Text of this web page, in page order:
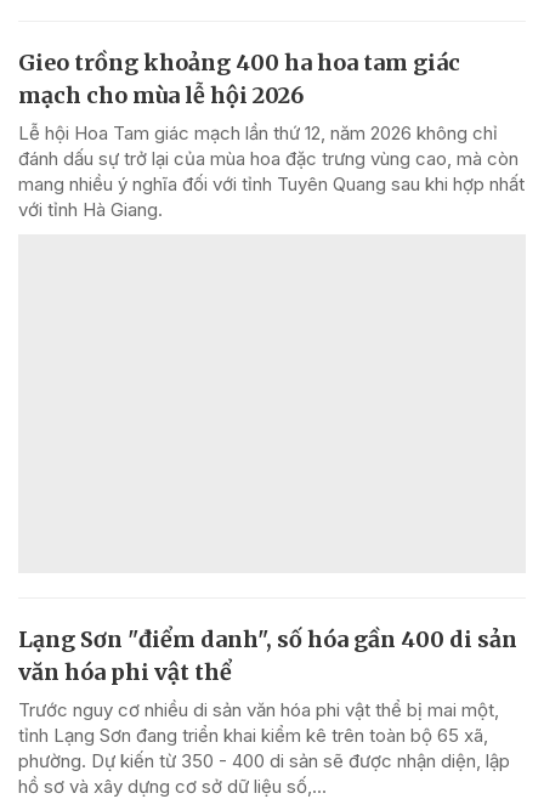
Gieo trồng khoảng 400 ha hoa tam giác
mạch cho mùa lễ hội 2026
Lễ hội Hoa Tam giác mạch lần thứ 12, năm 2026 không chỉ
đánh dấu sự trở lại của mùa hoa đặc trưng vùng cao, mà còn
mang nhiều ý nghĩa đối với tỉnh Tuyên Quang sau khi hợp nhất
với tỉnh Hà Giang.
Lạng Sơn "điểm danh", số hóa gần 400 di sản
văn hóa phi vật thể
Trước nguy cơ nhiều di sản văn hóa phi vật thể bị mai một,
tỉnh Lạng Sơn đang triển khai kiểm kê trên toàn bộ 65 xã,
phường. Dự kiến từ 350 - 400 di sản sẽ được nhận diện, lập
hồ sơ và xây dựng cơ sở dữ liệu số,...